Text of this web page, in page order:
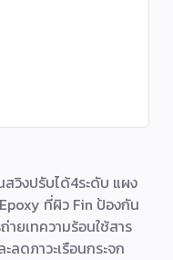
วิงปรับได้4ระดับ แผง
ที่ผิว Fin ป้องกัน
ยเทความร้อนใช้สาร
ลดภาวะเรือนกระจก